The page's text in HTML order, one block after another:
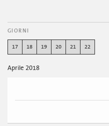
GIORNI
17 18 19 20 21 22
Aprile 2018